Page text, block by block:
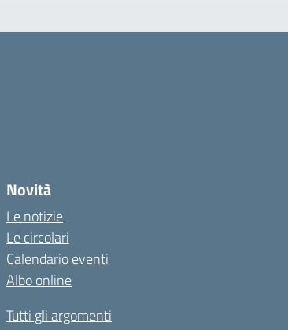
Novità
Le notizie
Le circolari
Calendario eventi
Albo online
Tutti gli argomenti